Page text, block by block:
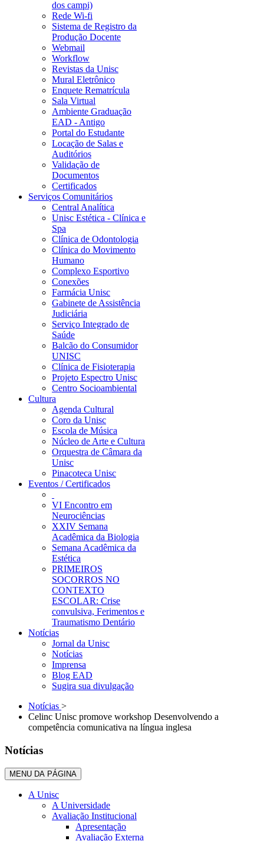
dos campi)
Rede Wi-fi
Sistema de Registro da
Produção Docente
Webmail
Workflow
Revistas da Unisc
Mural Eletrônico
Enquete Rematrícula
Sala Virtual
Ambiente Graduação
EAD - Antigo
Portal do Estudante
Locação de Salas e
Auditórios
Validação de
Documentos
Certificados
Serviços Comunitários
Central Analítica
Unisc Estética - Clínica e
Spa
Clínica de Odontologia
Clínica do Movimento
Humano
Complexo Esportivo
Conexões
Farmácia Unisc
Gabinete de Assistência
Judiciária
Serviço Integrado de
Saúde
Balcão do Consumidor
UNISC
Clínica de Fisioterapia
Projeto Espectro Unisc
Centro Socioambiental
Cultura
Agenda Cultural
Coro da Unisc
Escola de Música
Núcleo de Arte e Cultura
Orquestra de Câmara da
Unisc
Pinacoteca Unisc
Eventos / Certificados
VI Encontro em
Neurociências
XXIV Semana
Acadêmica da Biologia
Semana Acadêmica da
Estética
PRIMEIROS
SOCORROS NO
CONTEXTO
ESCOLAR: Crise
convulsiva, Ferimentos e
Traumatismo Dentário
Notícias
Jornal da Unisc
Notícias
Imprensa
Blog EAD
Sugira sua divulgação
Notícias >
Celinc Unisc promove workshop Desenvolvendo a
competência comunicativa na língua inglesa
Notícias
MENU DA PÁGINA
A Unisc
A Universidade
Avaliação Institucional
Apresentação
Avaliação Externa